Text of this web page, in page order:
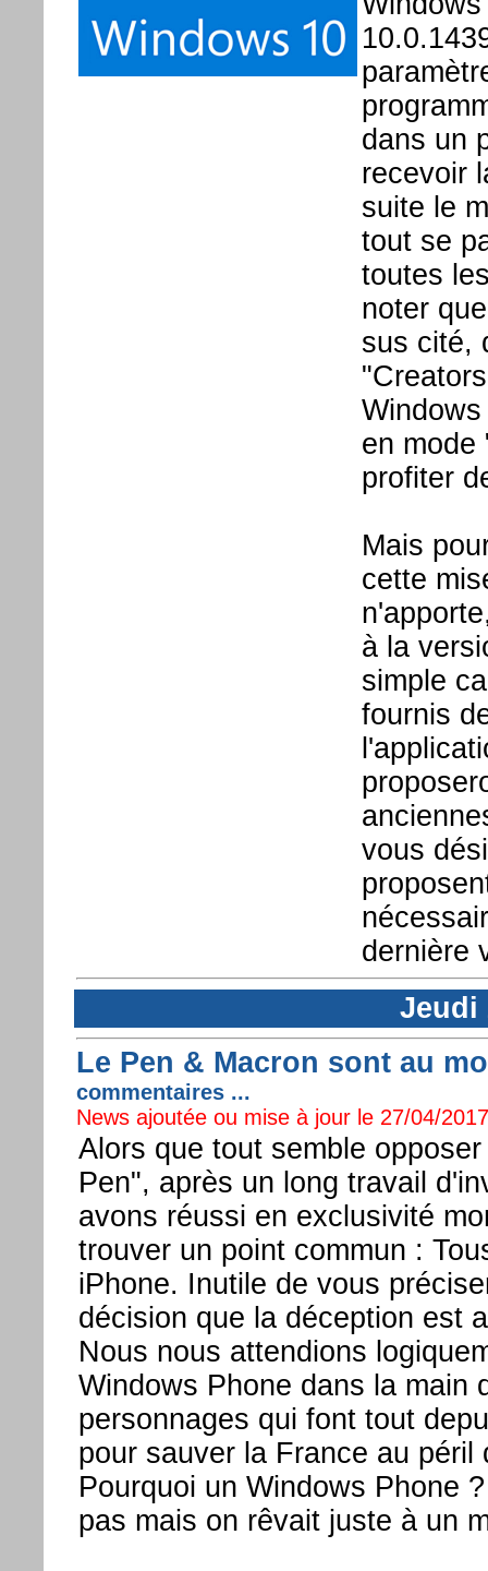
dans un
recevoir
suite le
tout se
toutes
noter
sus cité,
en mode
profiter
Mais
cette
à la
simple
fournis
vous
dernière
Jeudi
Le Pen & Macron sont au
commentaires ...
News ajoutée ou mise à jour le 27/04/
Alors que tout semble
Pen", après un long travail
avons réussi en exclusivité
trouver un point commun :
iPhone. Inutile de vous
décision que la déception est
Nous nous attendions
Windows Phone dans la main
personnages qui font tout
pour sauver la France au péril
Pourquoi un Windows Phone
pas mais on rêvait juste à un